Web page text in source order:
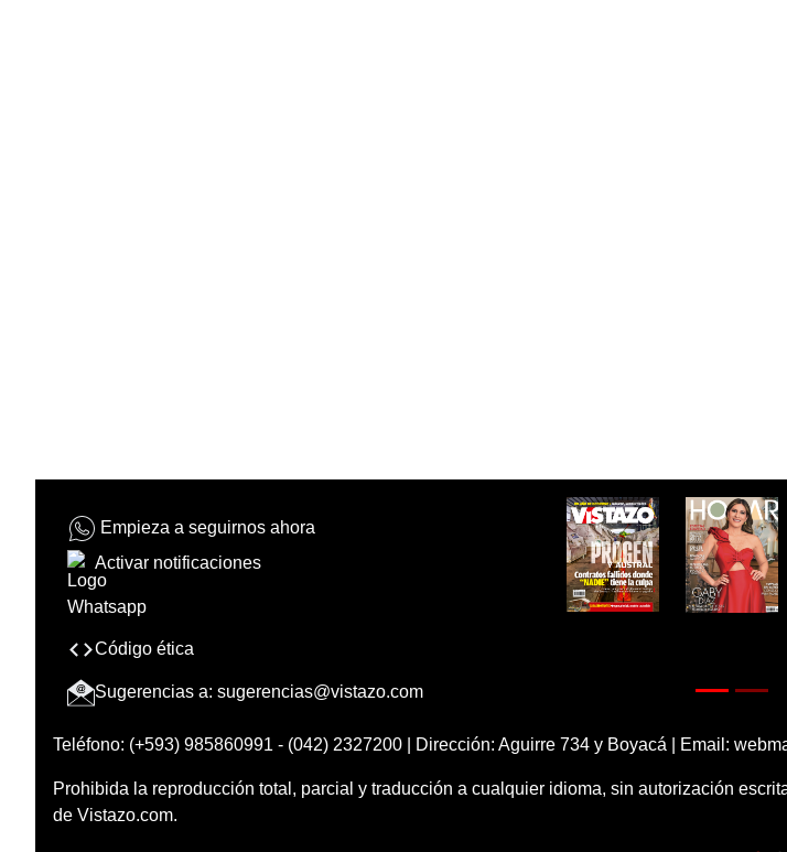
Empieza a seguirnos ahora
Activar notificaciones
Código ética
Sugerencias a: sugerencias@vistazo.com
Teléfono: (+593) 985860991 - (042) 2327200 | Dirección: Aguirre 734 y Boyacá | Email:
Prohibida la reproducción total, parcial y traducción a cualquier idioma, sin autorización
de Vistazo.com.